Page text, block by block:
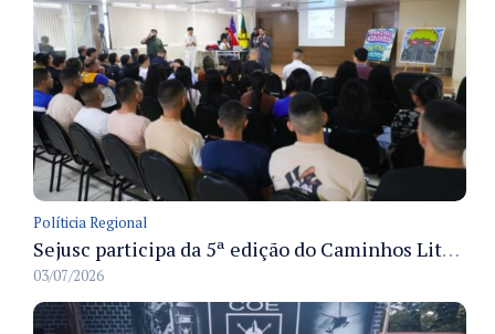
Políticia Regional
Sejusc participa da 5ª edição do Caminhos Literários com foco na cultura hip-hop nas unidades socioeducativas
03/07/2026